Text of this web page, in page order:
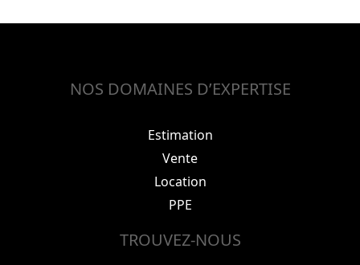
NOS DOMAINES D’EXPERTISE
Estimation
Vente
Location
PPE
TROUVEZ-NOUS